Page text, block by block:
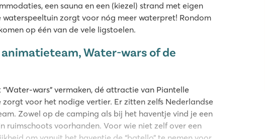
een sauna en een (kiezel) strand met eigen
waterspeeltuin zorgt voor nóg meer waterpret! Rondom
op één van de vele ligstoelen.
Water-wars of de
wars” vermaken, dé attractie van Piantelle
voor het nodige vertier. Er zitten zelfs Nederlandse
Zowel op de camping als bij het haventje vind je een
ruimschoots voorhanden. Voor wie niet zelf over een